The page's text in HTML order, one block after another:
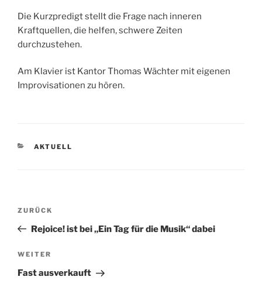
Die Kurzpredigt stellt die Frage nach inneren
Kraftquellen, die helfen, schwere Zeiten
durchzustehen.
Am Klavier ist Kantor Thomas Wächter mit eigenen
Improvisationen zu hören.
KATEGORIEN
AKTUELL
Beitragsnavigation
Vorheriger
Beitrag
ZURÜCK
Rejoice! ist bei „Ein Tag für die Musik“ dabei
Nächster
Beitrag
WEITER
Fast ausverkauft